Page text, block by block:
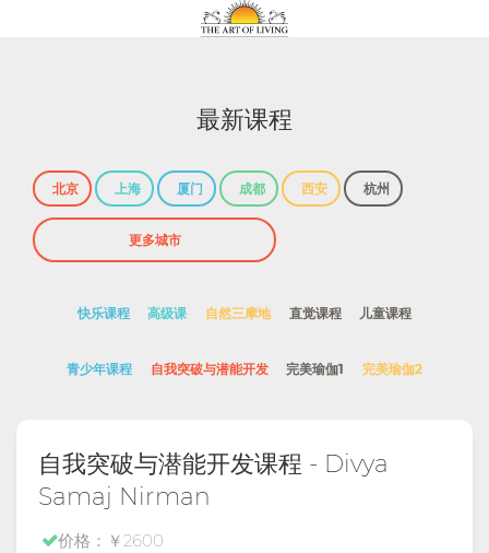
最新课程
北京 上海 厦门 成都 西安 杭州
快乐课程 高级课 自然三摩地 直觉课程 儿童课程
青少年课程 自我突破与潜能开发 完美瑜伽1 完美瑜伽2
自我突破与潜能开发课程 - Divya
Samaj Nirman
价格：￥2600